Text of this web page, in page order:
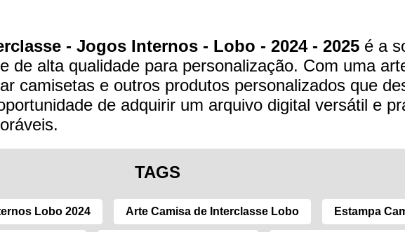
- Jogos Internos - Lobo - 2024 - 2025 é a
de alta qualidade para personalização. Com uma
camisetas e outros produtos personalizados que
de adquirir um arquivo digital versátil e
TAGS
Lobo 2024 Arte Camisa de Interclasse Lobo Estampa